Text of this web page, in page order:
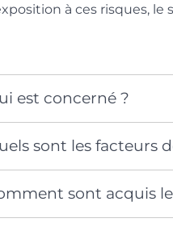
à ces risques, le
est concerné ?
sont les facteurs
sont acquis